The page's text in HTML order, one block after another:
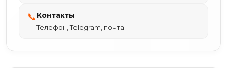
📞Контакты
Телефон, Telegram, почта